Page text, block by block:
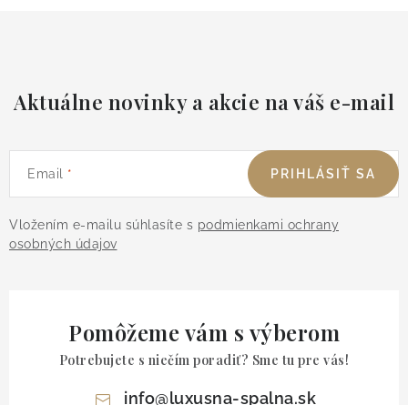
Aktuálne novinky a akcie na váš e-mail
Email
Vložením e-mailu súhlasíte s podmienkami ochrany
osobných údajov
PRIHLÁSIŤ SA
Pomôžeme vám s výberom
Potrebujete s niečím poradiť? Sme tu pre vás!
info@luxusna-spalna.sk